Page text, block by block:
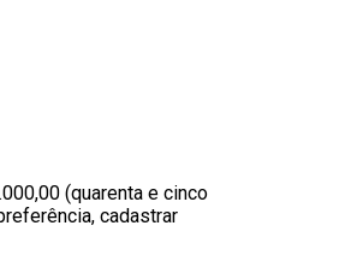
(quarenta e cinco
cadastrar